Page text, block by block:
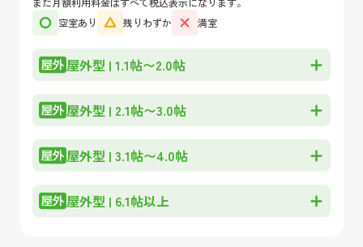
空室あり
残りわずか 満室
屋外型 | 1.1帖〜2.0帖
屋外型 | 2.1帖〜3.0帖
屋外型 | 3.1帖〜4.0帖
屋外型 | 6.1帖以上